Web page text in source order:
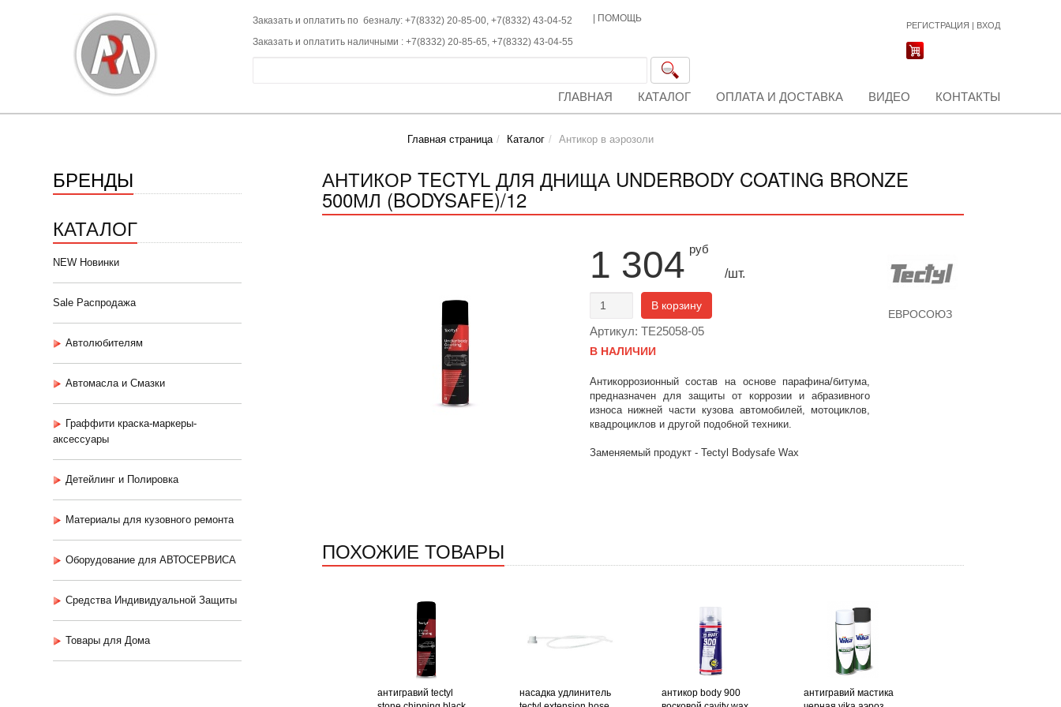
Заказать и оплатить по безналу: +7(8332) 20-85-00, +7(8332) 43-04-52
Заказать и оплатить наличными : +7(8332) 20-85-65, +7(8332) 43-04-55
ПОМОЩЬ
РЕГИСТРАЦИЯ | ВХОД
ГЛАВНАЯ КАТАЛОГ ОПЛАТА И ДОСТАВКА ВИДЕО КОНТАКТЫ
Главная страница Каталог Антикор в аэрозоли
БРЕНДЫ
КАТАЛОГ
NEW Новинки
Sale Распродажа
Автолюбителям
Автомасла и Смазки
Граффити краска-маркеры-
аксессуары
Детейлинг и Полировка
Материалы для кузовного ремонта
Оборудование для АВТОСЕРВИСА
Средства Индивидуальной Защиты
Товары для Дома
АНТИКОР TECTYL ДЛЯ ДНИЩА UNDERBODY COATING BRONZE
500МЛ (BODYSAFE)/12
1 304 руб
/шт.
В корзину
Артикул: TE25058-05
В НАЛИЧИИ
Антикоррозионный состав на основе парафина/битума,
предназначен для защиты от коррозии и абразивного
износа нижней части кузова автомобилей, мотоциклов,
квадроциклов и другой подобной техники.
Заменяемый продукт - Tectyl Bodysafe Wax
ЕВРОСОЮЗ
ПОХОЖИЕ ТОВАРЫ
антигравий tectyl
насадка удлинитель
антикор body 900
антигравий мастика